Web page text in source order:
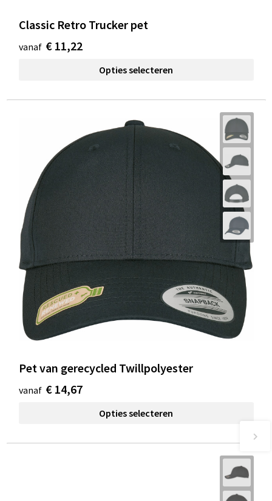
Classic Retro Trucker pet
vanaf € 11,22
Opties selecteren
Pet van gerecycled Twillpolyester
vanaf € 14,67
Opties selecteren